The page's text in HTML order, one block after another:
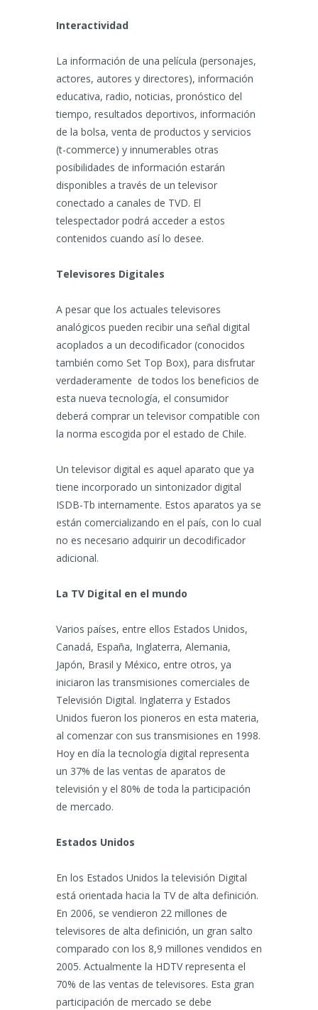
Interactividad
La información de una película (personajes,
actores, autores y directores), información
educativa, radio, noticias, pronóstico del
tiempo, resultados deportivos, información
de la bolsa, venta de productos y servicios
(t-commerce) y innumerables otras
posibilidades de información estarán
disponibles a través de un televisor
conectado a canales de TVD. El
telespectador podrá acceder a estos
contenidos cuando así lo desee.
Televisores Digitales
A pesar que los actuales televisores
analógicos pueden recibir una señal digital
acoplados a un decodificador (conocidos
también como Set Top Box), para disfrutar
verdaderamente de todos los beneficios de
esta nueva tecnología, el consumidor
deberá comprar un televisor compatible con
la norma escogida por el estado de Chile.
Un televisor digital es aquel aparato que ya
tiene incorporado un sintonizador digital
ISDB-Tb internamente. Estos aparatos ya se
están comercializando en el país, con lo cual
no es necesario adquirir un decodificador
adicional.
La TV Digital en el mundo
Varios países, entre ellos Estados Unidos,
Canadá, España, Inglaterra, Alemania,
Japón, Brasil y México, entre otros, ya
iniciaron las transmisiones comerciales de
Televisión Digital. Inglaterra y Estados
Unidos fueron los pioneros en esta materia,
al comenzar con sus transmisiones en 1998.
Hoy en día la tecnología digital representa
un 37% de las ventas de aparatos de
televisión y el 80% de toda la participación
de mercado.
Estados Unidos
En los Estados Unidos la televisión Digital
está orientada hacia la TV de alta definición.
En 2006, se vendieron 22 millones de
televisores de alta definición, un gran salto
comparado con los 8,9 millones vendidos en
2005. Actualmente la HDTV representa el
70% de las ventas de televisores. Esta gran
participación de mercado se debe